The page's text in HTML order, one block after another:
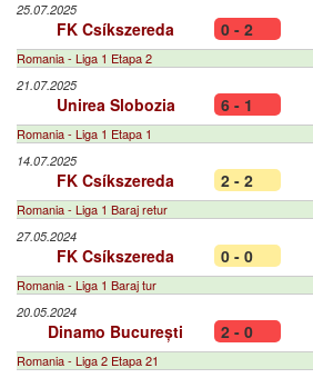
25.07.2025
FK Csíkszereda 0 - 2
Romania - Liga 1 Etapa 2
21.07.2025
Unirea Slobozia 6 - 1
Romania - Liga 1 Etapa 1
14.07.2025
FK Csíkszereda 2 - 2
Romania - Liga 1 Baraj retur
27.05.2024
FK Csíkszereda 0 - 0
Romania - Liga 1 Baraj tur
20.05.2024
Dinamo București 2 - 0
Romania - Liga 2 Etapa 21